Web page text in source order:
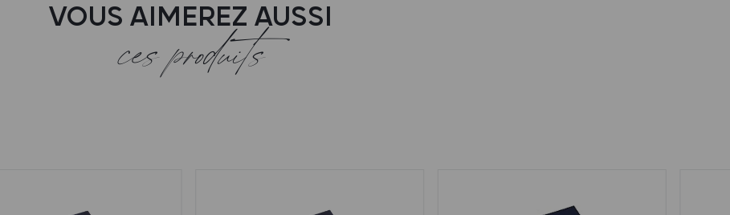
VOUS AIMEREZ AUSSI
ces produits